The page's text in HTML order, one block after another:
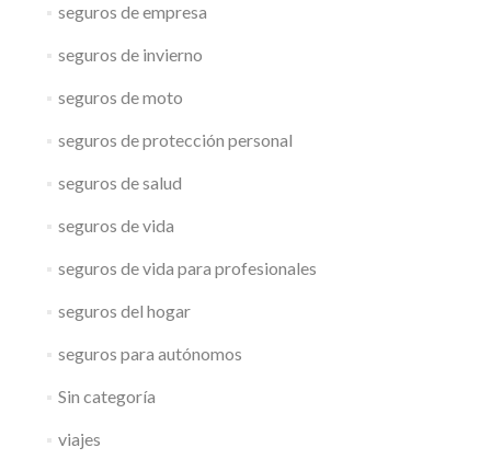
seguros de empresa
seguros de invierno
seguros de moto
seguros de protección personal
seguros de salud
seguros de vida
seguros de vida para profesionales
seguros del hogar
seguros para autónomos
Sin categoría
viajes